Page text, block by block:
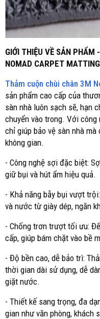
GIỚI THIỆU VỀ SẢN
NOMAD CARPET
Thảm cuộn chùi chân 3M
sản phẩm cao cấp của
sàn nhà luôn sạch sẽ, hạn
chuyển vào trong. Với công
chỉ giúp bảo vệ sàn nhà
không gian.
- Công nghệ sợi đặc biệt:
giữ bụi và hút ẩm hiệu quả.
- Khả năng bẫy bụi vượt
và nước từ giày dép, ngăn
- Chống trơn trượt tối ưu:
cấp, giúp bám chặt vào bề
- Độ bền cao, dễ bảo trì:
thời gian dài sử dụng, dễ
giặt nước.
- Thiết kế sang trọng, đa
gian như văn phòng, khách